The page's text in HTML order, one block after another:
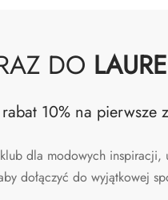
DO
10% na pierwsze
dla modowych
dołączyć do wyjątkowej